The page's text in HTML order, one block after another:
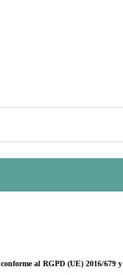
al RGPD (UE) 2016/679